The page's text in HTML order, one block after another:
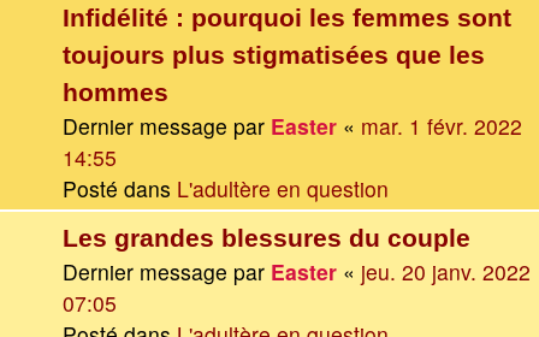
Infidélité : pourquoi les femmes sont
toujours plus stigmatisées que les
hommes
Dernier message par Easter « mar. 1 févr. 2022
14:55
Posté dans L'adultère en question
Les grandes blessures du couple
Dernier message par Easter « jeu. 20 janv. 2022
07:05